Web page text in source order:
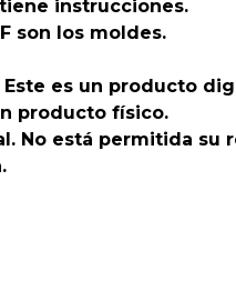
instrucciones.
son los moldes.
Este es un producto
producto físico.
No está permitida su